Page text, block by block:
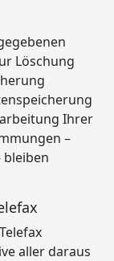
Löschung
Ihrer
–
aller daraus